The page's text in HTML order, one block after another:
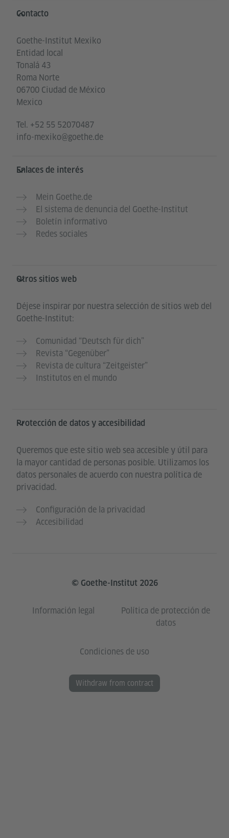
Service- und Informationsbereich
Contacto
Goethe-Institut Mexiko
Entidad local
Tonalá 43
Roma Norte
06700 Ciudad de México
Mexico
Tel. +52 55 52070487
info-mexiko@goethe.de
Enlaces de interés
Mein Goethe.de
El sistema de denuncia del Goethe-Institut
Boletín informativo
Redes sociales
Otros sitios web
Déjese inspirar por nuestra selección de sitios web del
Goethe-Institut:
Comunidad “Deutsch für dich”
Revista “Gegenüber”
Revista de cultura “Zeitgeister”
Institutos en el mundo
Protección de datos y accesibilidad
Queremos que este sitio web sea accesible y útil para
la mayor cantidad de personas posible. Utilizamos los
datos personales de acuerdo con nuestra política de
privacidad.
Configuración de la privacidad
Accesibilidad
© Goethe-Institut 2026
Información legal
Política de protección de
datos
Condiciones de uso
Withdraw from contract